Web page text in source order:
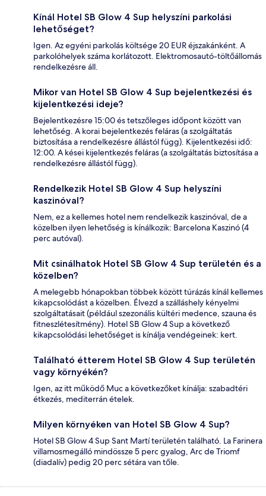
Kínál Hotel SB Glow 4 Sup helyszíni parkolási
lehetőséget?
Igen. Az egyéni parkolás költsége 20 EUR éjszakánként. A
parkolóhelyek száma korlátozott. Elektromosautó-töltőállomás
rendelkezésre áll.
Mikor van Hotel SB Glow 4 Sup bejelentkezési és
kijelentkezési ideje?
Bejelentkezésre 15:00 és tetszőleges időpont között van
lehetőség. A korai bejelentkezés feláras (a szolgáltatás
biztosítása a rendelkezésre állástól függ). Kijelentkezési idő:
12:00. A kései kijelentkezés feláras (a szolgáltatás biztosítása a
rendelkezésre állástól függ).
Rendelkezik Hotel SB Glow 4 Sup helyszíni
kaszinóval?
Nem, ez a kellemes hotel nem rendelkezik kaszinóval, de a
közelben ilyen lehetőség is kínálkozik: Barcelona Kaszinó (4
perc autóval).
Mit csinálhatok Hotel SB Glow 4 Sup területén és a
közelben?
A melegebb hónapokban többek között túrázás kínál kellemes
kikapcsolódást a közelben. Élvezd a szálláshely kényelmi
szolgáltatásait (például szezonális kültéri medence, szauna és
fitneszlétesítmény). Hotel SB Glow 4 Sup a következő
kikapcsolódási lehetőséget is kínálja vendégeinek: kert.
Található étterem Hotel SB Glow 4 Sup területén
vagy környékén?
Igen, az itt működő Muc a következőket kínálja: szabadtéri
étkezés, mediterrán ételek.
Milyen környéken van Hotel SB Glow 4 Sup?
Hotel SB Glow 4 Sup Sant Martí területén található. La Farinera
villamosmegálló mindössze 5 perc gyalog, Arc de Triomf
(diadalív) pedig 20 perc sétára van tőle.